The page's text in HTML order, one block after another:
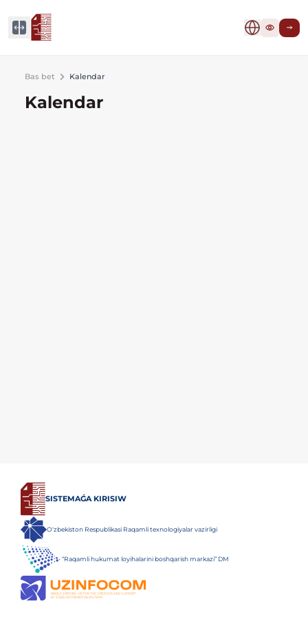
Bas bet Kalendar
Kalendar
SISTEMAǴA KIRISIW
O‘zbekiston Respublikasi Raqamli texnologiyalar vazirligi
“Raqamli hukumat loyihalarini boshqarish markazi” DM